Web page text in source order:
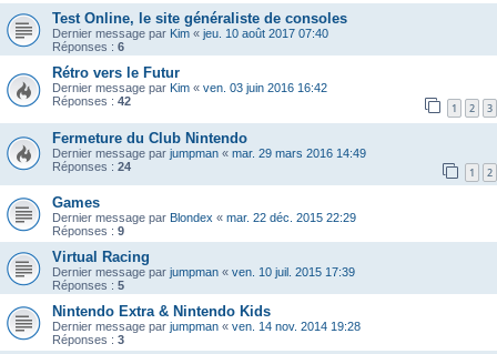
Test Online, le site généraliste de consoles
Dernier message par Kim « jeu. 10 août 2017 07:40
Réponses : 6
Rétro vers le Futur
Dernier message par Kim « ven. 03 juin 2016 16:42
Réponses : 42 1 2 3
Fermeture du Club Nintendo
Dernier message par jumpman « mar. 29 mars 2016 14:49
Réponses : 24 1 2
Games
Dernier message par Blondex « mar. 22 déc. 2015 22:29
Réponses : 9
Virtual Racing
Dernier message par jumpman « ven. 10 juil. 2015 17:39
Réponses : 5
Nintendo Extra & Nintendo Kids
Dernier message par jumpman « ven. 14 nov. 2014 19:28
Réponses : 3